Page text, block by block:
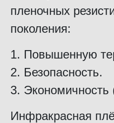
пленочных
поколения:
1. Повышенную
2. Безопасность.
3. Экономичность
Инфракрасная